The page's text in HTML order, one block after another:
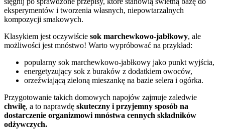
eksperymentów i tworzenia własnych, niepowtarzalnych
kompozycji smakowych.
Klasykiem jest oczywiście sok marchewkowo-jabłkowy, ale
możliwości jest mnóstwo! Warto wypróbować na przykład:
popularny sok marchewkowo-jabłkowy jako punkt wyjścia,
energetyzujący sok z buraków z dodatkiem owoców,
orzeźwiającą zieloną mieszankę na bazie selera i ogórka.
Przygotowanie takich domowych napojów zajmuje zaledwie
chwilę, a to naprawdę skuteczny i przyjemny sposób na
dostarczenie organizmowi mnóstwa cennych składników
odżywczych.